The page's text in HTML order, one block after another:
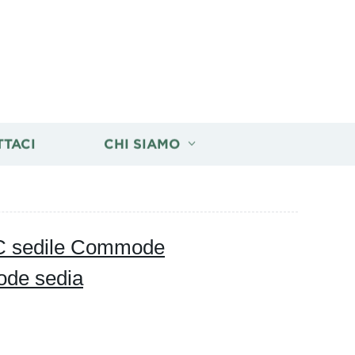
CHI SIAMO
sedile Commode
sedia